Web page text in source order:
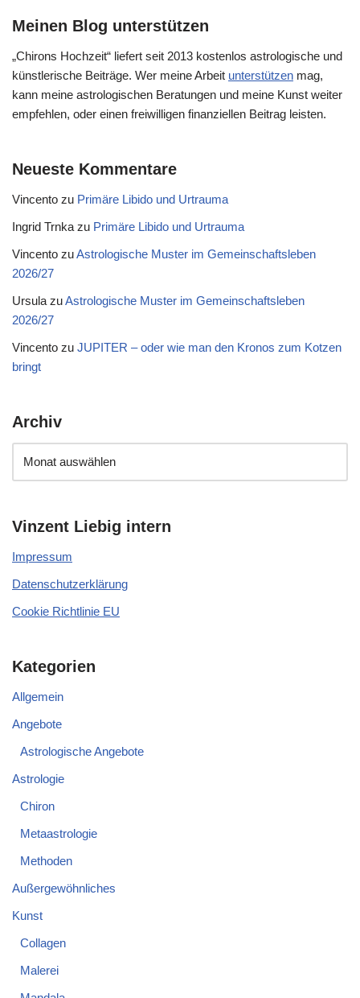
Meinen Blog unterstützen
„Chirons Hochzeit“ liefert seit 2013 kostenlos astrologische und
künstlerische Beiträge. Wer meine Arbeit unterstützen mag,
kann meine astrologischen Beratungen und meine Kunst weiter
empfehlen, oder einen freiwilligen finanziellen Beitrag leisten.
Neueste Kommentare
Vincento zu Primäre Libido und Urtrauma
Ingrid Trnka zu Primäre Libido und Urtrauma
Vincento zuAstrologische Muster im Gemeinschaftsleben
2026/27
Ursula zuAstrologische Muster im Gemeinschaftsleben
2026/27
Vincento zu JUPITER – oder wie man den Kronos zum Kotzen
bringt
Archiv
Vinzent Liebig intern
Impressum
Datenschutzerklärung
Cookie Richtlinie EU
Kategorien
Allgemein
Angebote
Astrologische Angebote
Astrologie
Chiron
Metaastrologie
Methoden
Außergewöhnliches
Kunst
Collagen
Malerei